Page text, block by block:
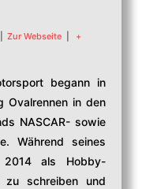
Zur Webseite
+
begann in
Ovalrennen in den
NASCAR- sowie
Während seines
2014 als Hobby-
zu schreiben und